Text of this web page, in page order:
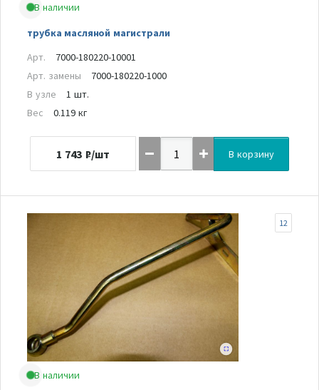
В наличии
трубка масляной магистрали
Арт.
7000-180220-10001
Арт. замены
7000-180220-1000
В узле
1 шт.
Вес
0.119 кг
1 743 ₽/шт В корзину
В наличии
12